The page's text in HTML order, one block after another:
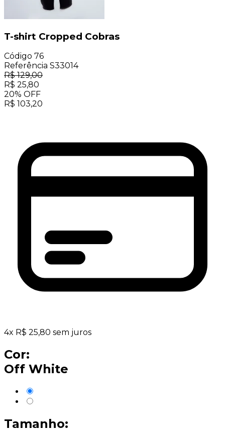
T-shirt Cropped Cobras
Código 76
Referência S33014
R$129,00
R$ 25,80
20% OFF
R$ 103,20
4x R$ 25,80 sem juros
Cor:
Off White
Tamanho: